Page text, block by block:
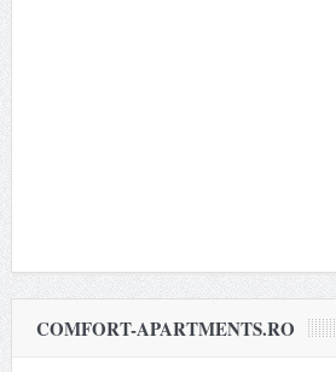
COMFORT-APARTMENTS.RO